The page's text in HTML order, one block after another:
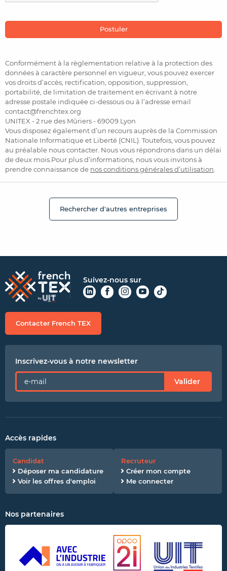
Conformément à la règlementation relative à la protection des
données à caractère personnel en vigueur, vous pouvez exercer
vos droits d’accès, rectification, opposition, suppression,
portabilité, de limitation de traitement en écrivant à notre
adresse postale indiquée ci-dessous ou à l’adresse email
contact@frenchtex.org
UNITEX - 2 rue des Mûriers - 69009 Lyon
Vous disposez également d’un recours auprès de la Commission
Nationale Informatique et Liberté (CNIL). Toutefois, vous pouvez
au préalable nous contacter. Nous vous répondrons dans un délai
de deux mois.Pour plus d’informations, nous vous invitons à
prendre connaissance de nos conditions générales d’utilisation
Rechercher d'autres entreprises
Suivez-nous sur
Contacter French TEX
Inscrivez-vous à notre newsletter
Valider
Accès rapides
Candidat
Déposer ma candidature
Voir les offres d'emploi
Recruteur
Créer mon compte
Me connecter
Nos partenaires